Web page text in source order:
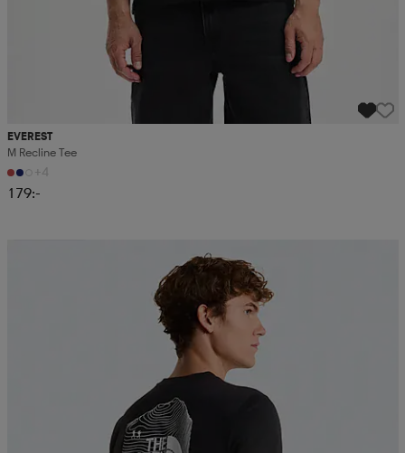
EVEREST
M Recline Tee
+4
179:-